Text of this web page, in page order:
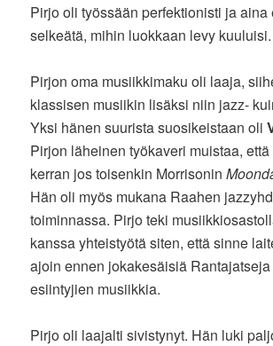
Pirjo oli työssään perfektionisti ja aina
selkeätä, mihin luokkaan levy kuuluisi.
Pirjon oma musiikkimaku oli laaja,
klassisen musiikin lisäksi niin jazz-
Yksi hänen suurista suosikeistaan oli
Pirjon läheinen työkaveri muistaa,
kerran jos toisenkin Morrisonin
Hän oli myös mukana Raahen
toiminnassa. Pirjo teki
kanssa yhteistyötä siten, että sinne
ajoin ennen jokakesäisiä
esiintyjien musiikkia.
Pirjo oli laajalti sivistynyt. Hän luki